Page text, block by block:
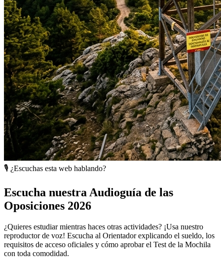
🎙️ ¿Escuchas esta web hablando?
Escucha nuestra Audioguía de las
Oposiciones 2026
¿Quieres estudiar mientras haces otras actividades? ¡Usa nuestro
reproductor de voz! Escucha al Orientador explicando el sueldo, los
requisitos de acceso oficiales y cómo aprobar el Test de la Mochila
con toda comodidad.